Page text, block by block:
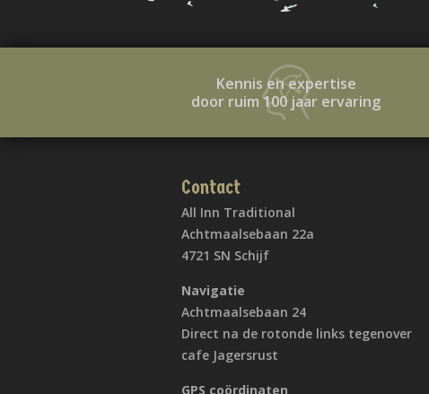
Kennis en expertise
door ruim 100 jaar ervaring
Contact
All Inn Traditional
Achtmaalsebaan 22a
4721 SN Schijf
Navigatie
Achtmaalsebaan 24
Direct na de rotonde links tegenover
cafe Jagersrust
GPS coördinaten